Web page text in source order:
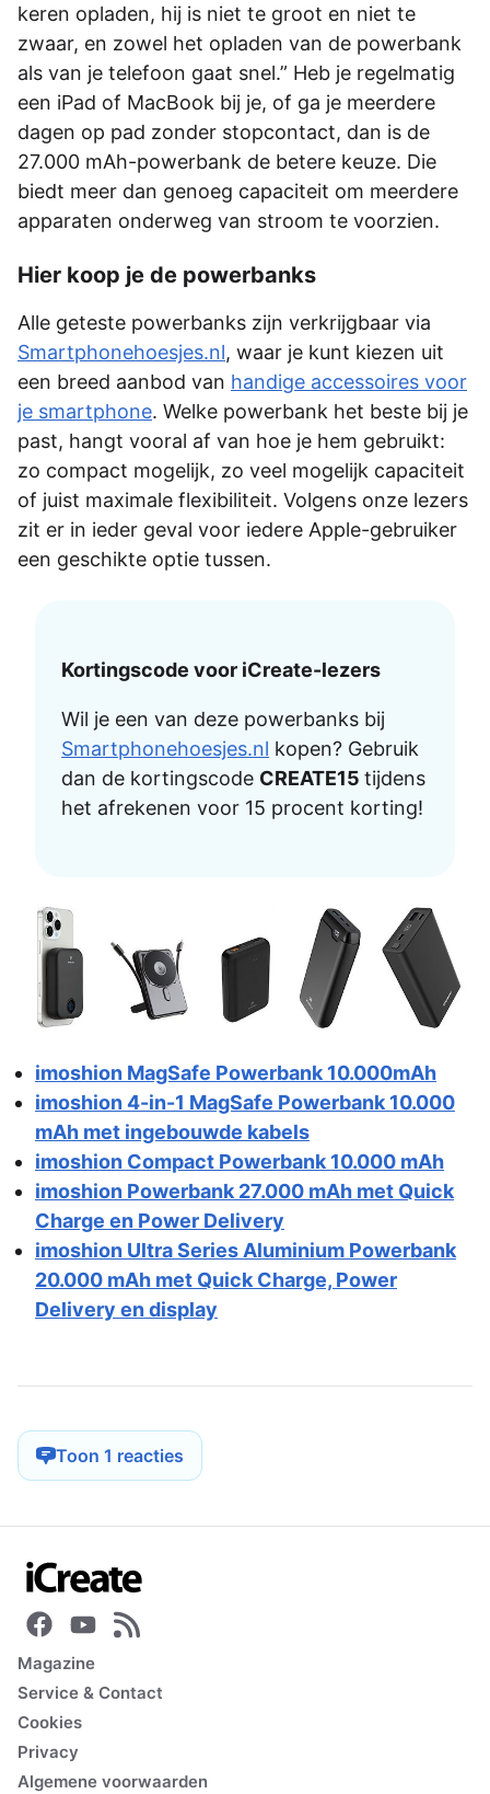
keren opladen, hij is niet te groot en niet te
zwaar, en zowel het opladen van de powerbank
als van je telefoon gaat snel.” Heb je regelmatig
een iPad of MacBook bij je, of ga je meerdere
dagen op pad zonder stopcontact, dan is de
27.000 mAh-powerbank de betere keuze. Die
biedt meer dan genoeg capaciteit om meerdere
apparaten onderweg van stroom te voorzien.
Hier koop je de powerbanks
Alle geteste powerbanks zijn verkrijgbaar via
Smartphonehoesjes.nl, waar je kunt kiezen uit
een breed aanbod van handige accessoires voor
je smartphone. Welke powerbank het beste bij je
past, hangt vooral af van hoe je hem gebruikt:
zo compact mogelijk, zo veel mogelijk capaciteit
of juist maximale flexibiliteit. Volgens onze lezers
zit er in ieder geval voor iedere Apple-gebruiker
een geschikte optie tussen.
Kortingscode voor iCreate-lezers
Wil je een van deze powerbanks bij
Smartphonehoesjes.nl kopen? Gebruik
dan de kortingscode CREATE15 tijdens
het afrekenen voor 15 procent korting!
imoshion MagSafe Powerbank 10.000mAh
imoshion 4-in-1 MagSafe Powerbank 10.000
mAh met ingebouwde kabels
imoshion Compact Powerbank 10.000 mAh
imoshion Powerbank 27.000 mAh met Quick
Charge en Power Delivery
imoshion Ultra Series Aluminium Powerbank
20.000 mAh met Quick Charge, Power
Delivery en display
Toon 1 reacties
Magazine
Service & Contact
Cookies
Privacy
Algemene voorwaarden